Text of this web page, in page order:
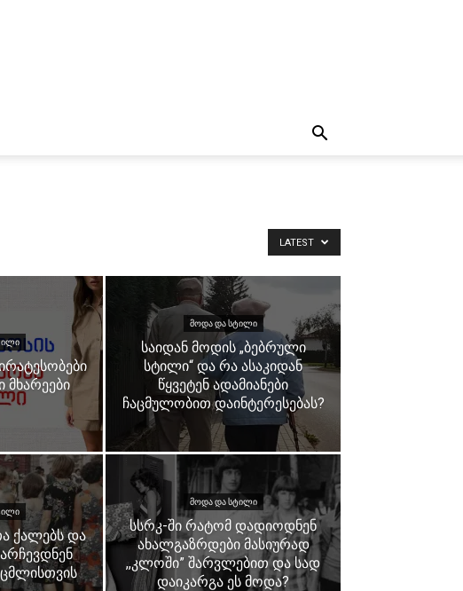
LATEST
ᲛᲝᲓᲐ ᲓᲐ ᲡᲢᲘᲚᲘ
საიდან მოდის „ბებრული
სტილი“ და რა ასაკიდან
წყვეტენ ადამიანები
ჩაცმულობით დაინტერესებას?
ქალებს და
ᲛᲝᲓᲐ ᲓᲐ ᲡᲢᲘᲚᲘ
სსრკ-ში რატომ დადიოდნენ
ახალგაზრდები მასიურად
,,კლოში” შარვლებით და სად
დაიკარგა ეს მოდა?